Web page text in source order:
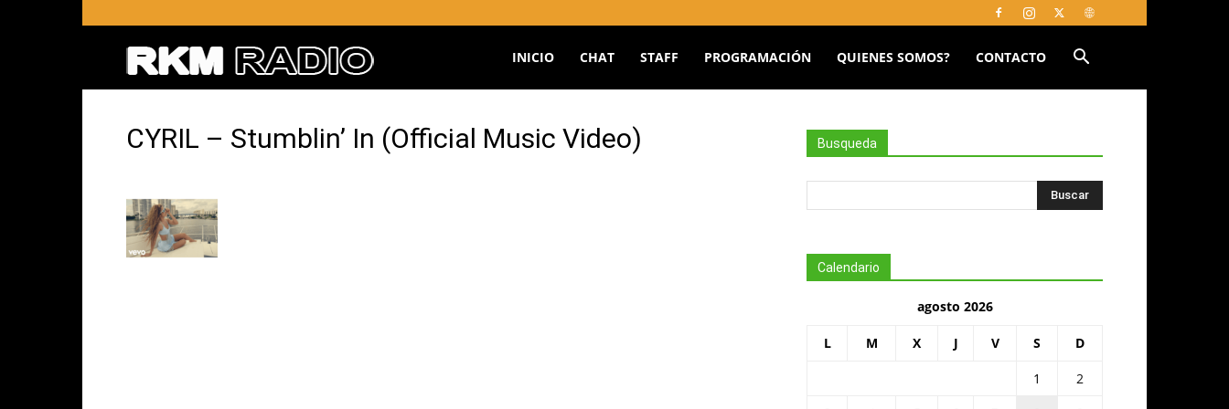
INICIO CHAT STAFF PROGRAMACIÓN QUIENES SOMOS? CONTACTO
CYRIL – Stumblin’ In (Official Music Video) Busqueda
Calendario
agosto 2026
L M X J V S D
1
2